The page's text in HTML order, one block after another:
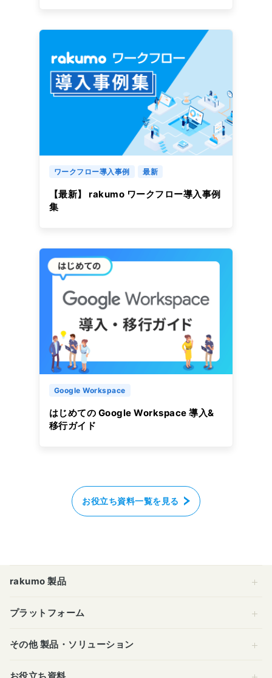
ワークフロー導入事例 最新
【最新】 rakumo ワークフロー導入事例
集
Google Workspace
はじめての Google Workspace 導入&
移行ガイド
お役立ち資料一覧を見る
rakumo 製品
プラットフォーム
その他 製品・ソリューション